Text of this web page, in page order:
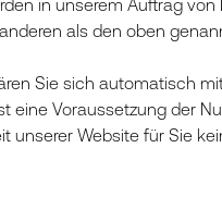
in unserem Auftrag
als den oben
Sie sich automatisch
eine Voraussetzung der
unserer Website für Sie